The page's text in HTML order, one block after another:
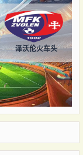
泽沃伦火车头